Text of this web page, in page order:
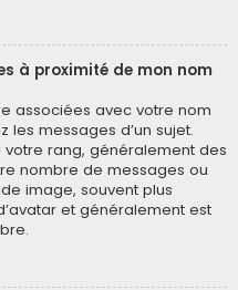
à proximité de mon nom
associées avec votre nom
les messages d’un sujet.
votre rang, généralement des
nombre de messages ou
image, souvent plus
et généralement est